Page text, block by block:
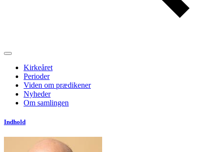
Kirkeåret
Perioder
Viden om prædikener
Nyheder
Om samlingen
Indhold